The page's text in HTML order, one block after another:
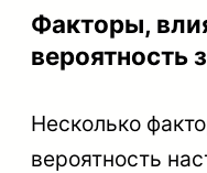
Факторы,
вероятность
Несколько
вероятность